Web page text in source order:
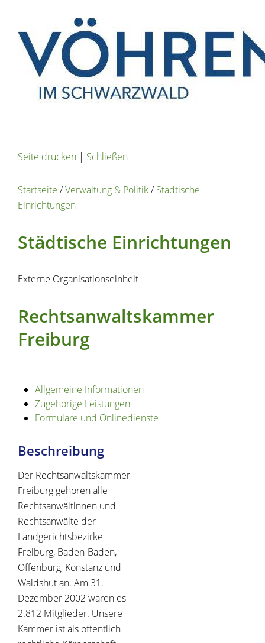
Seite drucken | Schließen
Startseite /Verwaltung & Politik/Städtische
Einrichtungen
Städtische Einrichtungen
Externe Organisationseinheit
Rechtsanwaltskammer
Freiburg
Allgemeine Informationen
Zugehörige Leistungen
Formulare und Onlinedienste
Beschreibung
Der Rechtsanwaltskammer
Freiburg gehören alle
Rechtsanwältinnen und
Rechtsanwälte der
Landgerichtsbezirke
Freiburg, Baden-Baden,
Offenburg, Konstanz und
Waldshut an. Am 31.
Dezember 2002 waren es
2.812 Mitglieder. Unsere
Kammer ist als öffentlich